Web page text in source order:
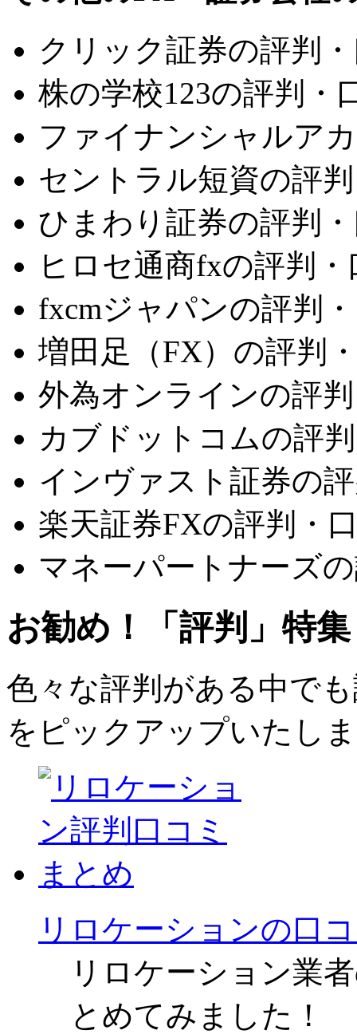
クリック証券の評判
株の学校123の評判・
ファイナンシャルア
セントラル短資の評
ひまわり証券の評判
ヒロセ通商fxの評判
fxcmジャパンの評判
増田足（FX）の評判
外為オンラインの評
カブドットコムの評
インヴァスト証券の
楽天証券FXの評判・
マネーパートナーズ
お勧め！「評判」特集
色々な評判がある中で
をピックアップいたし
リロケーションの口
リロケーション業
とめてみました！